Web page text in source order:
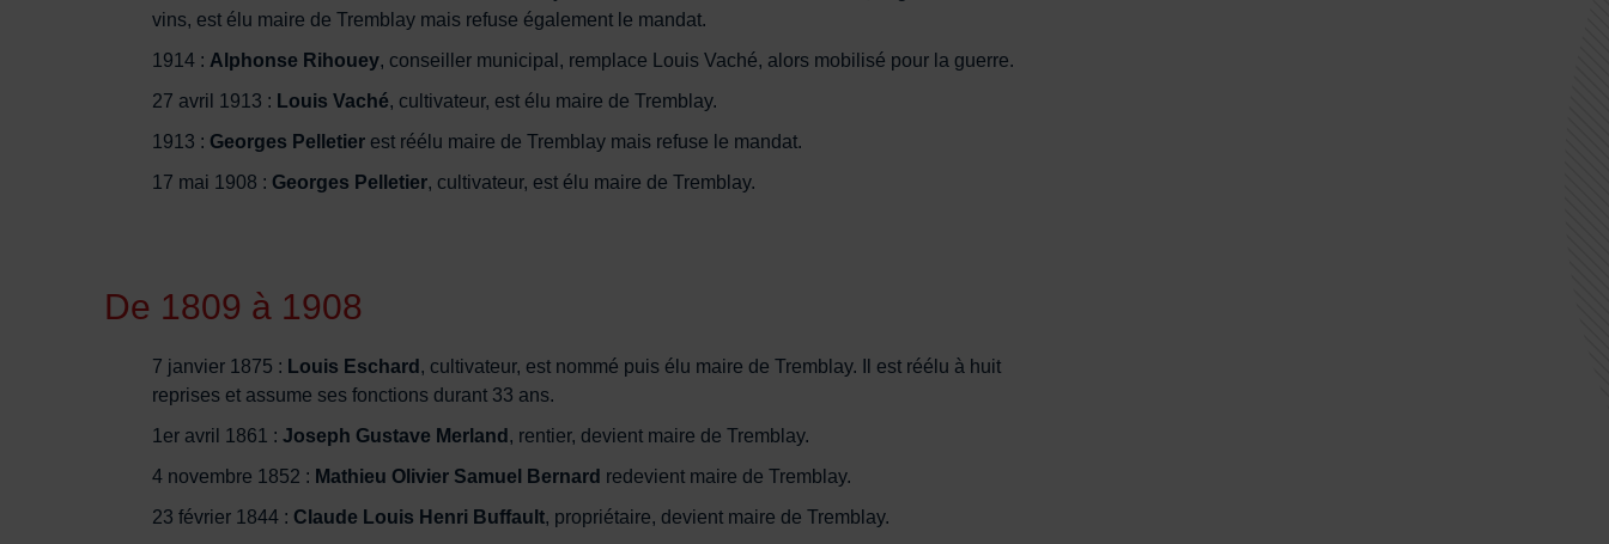
vins, est élu maire de Tremblay mais refuse également le mandat.
1914 : Alphonse Rihouey, conseiller municipal, remplace Louis Vaché, alors mobilisé pour la guerre.
27 avril 1913 : Louis Vaché, cultivateur, est élu maire de Tremblay.
1913 : Georges Pelletier est réélu maire de Tremblay mais refuse le mandat.
17 mai 1908 : Georges Pelletier, cultivateur, est élu maire de Tremblay.
De 1809 à 1908
7 janvier 1875 : Louis Eschard , cultivateur, est nommé puis élu maire de Tremblay. Il est réélu à huit
reprises et assume ses fonctions durant 33 ans.
1er avril 1861 : Joseph Gustave Merland , rentier, devient maire de Tremblay.
4 novembre 1852 : Mathieu Olivier Samuel Bernard redevient maire de Tremblay.
23 février 1844 : Claude Louis Henri Buffault, propriétaire, devient maire de Tremblay.